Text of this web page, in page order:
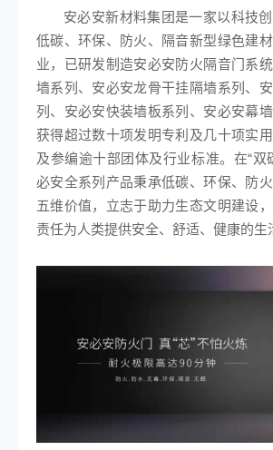
安必安新材料集团是一家以科技
低碳、环保、防火、隔音新型绿色建
业，已研发制造安必安防火隔音门系
墙系列、安必安龙骨干挂隔墙系列、
列、安必安快装墙板系列、安必安幕
获得超过数十项发明专利及几十项实
及参编逾十部团体及行业标准。在“双
必安全系列产品秉承低碳、环保、防
五维价值，立志于助力生态文明建设
责任为人类提供安全、舒适、健康的生